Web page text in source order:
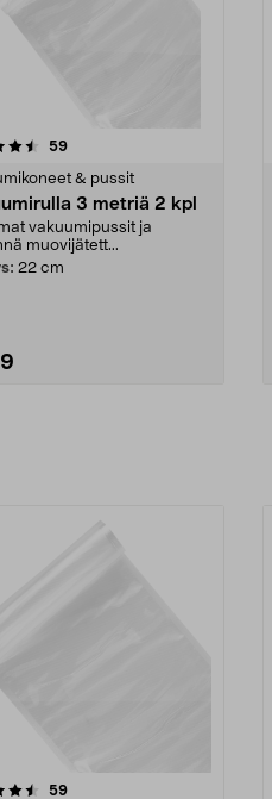
59arvostelut
& pussit
3 metriä 2 kpl
vakuumipussit ja
muovijätett...
22 cm
0.0 viidestä
59arvostelut
4.0 viidestä